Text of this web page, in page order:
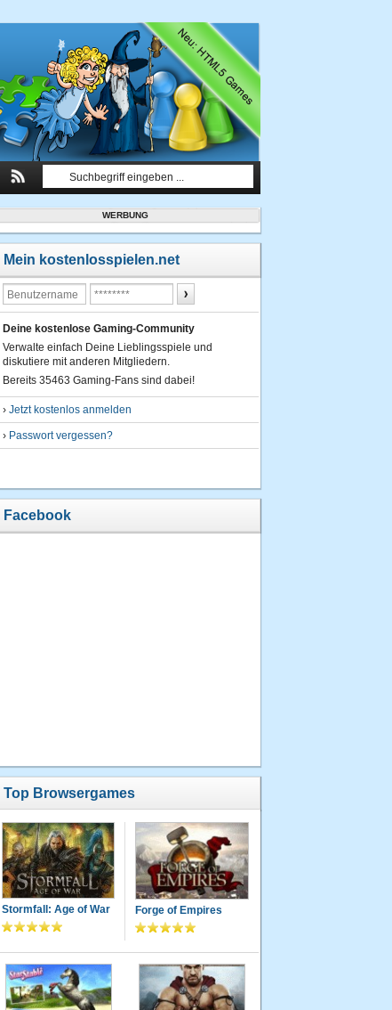
WERBUNG
Mein kostenlosspielen.net
Deine kostenlose Gaming-Community
Verwalte einfach Deine Lieblingsspiele und
diskutiere mit anderen Mitgliedern.
Bereits 35463 Gaming-Fans sind dabei!
› Jetzt kostenlos anmelden
› Passwort vergessen?
Facebook
Top Browsergames
Stormfall: Age of War Forge of Empires